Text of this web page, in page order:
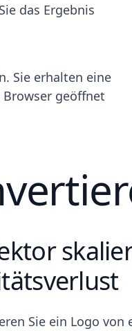
das Ergebnis
Sie erhalten eine
Browser geöffnet
Sie ein Logo